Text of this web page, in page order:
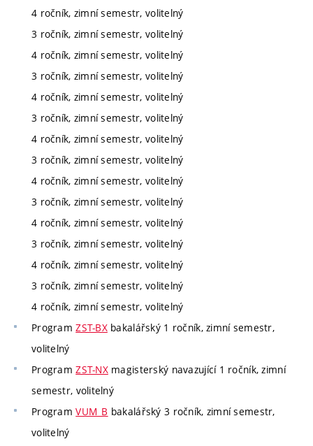
4 ročník, zimní semestr, volitelný
3 ročník, zimní semestr, volitelný
4 ročník, zimní semestr, volitelný
3 ročník, zimní semestr, volitelný
4 ročník, zimní semestr, volitelný
3 ročník, zimní semestr, volitelný
4 ročník, zimní semestr, volitelný
3 ročník, zimní semestr, volitelný
4 ročník, zimní semestr, volitelný
3 ročník, zimní semestr, volitelný
4 ročník, zimní semestr, volitelný
3 ročník, zimní semestr, volitelný
4 ročník, zimní semestr, volitelný
3 ročník, zimní semestr, volitelný
4 ročník, zimní semestr, volitelný
ProgramZST-BXbakalářský 1 ročník, zimní semestr,
volitelný
ProgramZST-NXmagisterský navazující 1 ročník, zimní
semestr, volitelný
ProgramVUM_B bakalářský 3 ročník, zimní semestr,
volitelný